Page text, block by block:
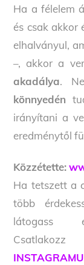
Ha a félelem
és csak akkor
elhalványul,
–, akkor a
akadálya.
könnyedén
irányítani a
eredménytől
Közzétette:
Ha tetszett a
több